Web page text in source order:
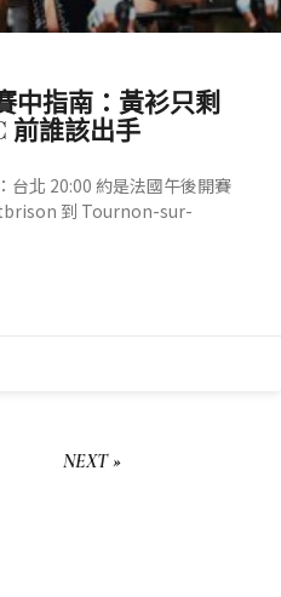
中指南：黃衫只剩
前誰該出手
台北 20:00 約是法國午後開賽
到 Tournon-sur-
NEXT »